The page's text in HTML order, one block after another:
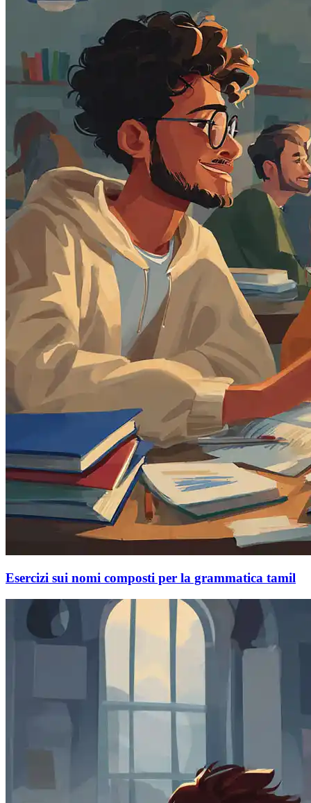
Esercizi sui nomi composti per la grammatica tamil